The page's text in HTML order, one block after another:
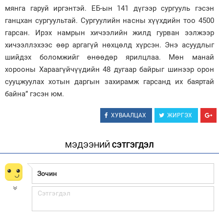
мянга гаруй иргэнтэй. ЕБ-ын 141 дүгээр сургууль гэсэн
ганцхан сургуультай. Сургуулийн насны хүүхдийн тоо 4500
гарсан. Ирэх намрын хичээлийн жилд гурван ээлжээр
хичээллэхээс өөр аргагүй нөхцөлд хүрсэн. Энэ асуудлыг
шийдэх боломжийг өнөөдөр ярилцлаа. Мөн манай
хорооны Хараагүйчүүдийн 48 дугаар байрыг шинээр орон
сууцжуулах хотын даргын захирамж гарсанд их баяртай
байна” гэсэн юм.
ХУВААЛЦАХ ЖИРГЭХ
МЭДЭЭНИЙ СЭТГЭГДЭЛ